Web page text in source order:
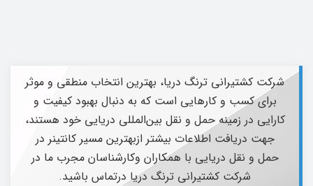
شرکت کشتیرانی ترنگ دریا، بهترین انتخاب منطقی و موثر
برای کسب و کارهایی است که به دنبال بهبود کیفیت و
کارایی در زمینه حمل و نقل بین‌المللی دریایی خود هستند،
جهت دریافت اطلاعات بیشتر ازبهترین مسیر کانتینر در
حمل و نقل دریایی با همکاران وکارشناسان مجرب ما در
شرکت کشتیرانی ترنگ دریا درتماس باشید.